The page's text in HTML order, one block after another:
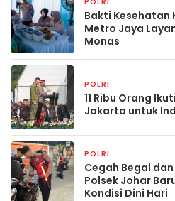
Bakti Kesehatan
Metro Jaya
Monas
POLRI
11 Ribu Orang
Jakarta untuk
POLRI
Cegah Begal
Polsek Johar
Kondisi Dini Hari